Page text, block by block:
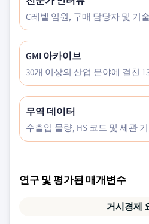
C레벨 임원, 구매 담당자 및 기
GMI 아카이브
30개 이상의 산업 분야에 걸친
무역 데이터
수출입 물량, HS 코드 및 세관
연구 및 평가된 매개변수
거시경제